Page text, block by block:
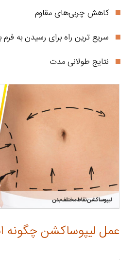
کاهش چربی‌های مقاوم
سریع ترین راه برای رسیدن به فرم
نتایج طولانی مدت
عمل لیپوساکشن چگونه